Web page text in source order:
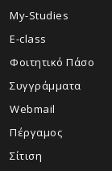
My-Studies
E-class
Φοιτητικό Πάσο
Συγγράμματα
Webmail
Πέργαμος
Σίτιση